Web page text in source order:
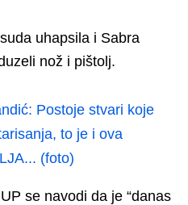
uhapsila i Sabra
nož i pištolj.
Postoje stvari koje
to je i ova
(foto)
se navodi da je “danas